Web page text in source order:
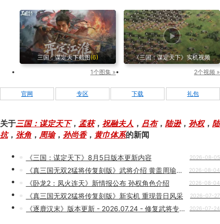
三国：谋定天下截图(6)
1个图集 »
《三国：谋定天下》实机视频
2个视频 »
官网 专区 下载 礼包
关于 三国：谋定天下， 孟获， 祝融夫人 ， 吕布， 陆逊， 孙权， 陆
抗， 张角 ， 周瑜， 孙尚香， 黄巾体系的新闻
《三国：谋定天下》8月5日版本更新内容 2026-08-05
《真三国无双2猛将传复刻版》武将介绍 黄盖周瑜亮相 2026-08-04
《卧龙2：凤火连天》新情报公布 孙权角色介绍 2026-08-04
《真三国无双2猛将传复刻版》新实机 重现昔日风采 2026-07-27
《逐鹿汉末》版本更新 - 2026.07.24 - 修复武将专长与数值异常 2026-07-24